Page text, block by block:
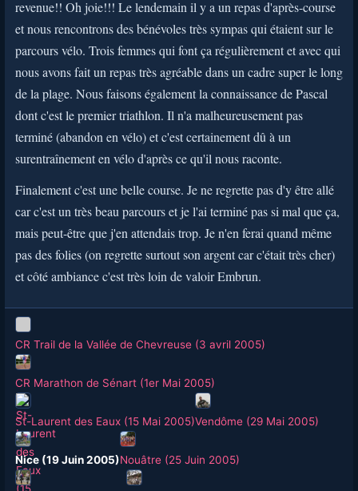
revenue!! Oh joie!!! Le lendemain il y a un repas d'après-course
et nous rencontrons des bénévoles très sympas qui étaient sur le
parcours vélo. Trois femmes qui font ça régulièrement et avec qui
nous avons fait un repas très agréable dans un cadre super le long
de la plage. Nous faisons également la connaissance de Pascal
dont c'est le premier triathlon. Il n'a malheureusement pas
terminé (abandon en vélo) et c'est certainement dû à un
surentraînement en vélo d'après ce qu'il nous raconte.
Finalement c'est une belle course. Je ne regrette pas d'y être allé
car c'est un très beau parcours et je l'ai terminé pas si mal que ça,
mais peut-être que j'en attendais trop. Je n'en ferai quand même
pas des folies (on regrette surtout son argent car c'était très cher)
et côté ambiance c'est très loin de valoir Embrun.
CR Trail de la Vallée de Chevreuse (3 avril 2005)
CR Marathon de Sénart (1er Mai 2005)
St-Laurent des Eaux (15 Mai 2005)Vendôme (29 Mai 2005)
Nice (19 Juin 2005)Nouâtre (25 Juin 2005)